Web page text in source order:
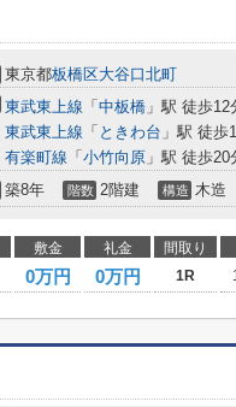
東京都板橋区大谷口北町
東武東上線 「 中板橋 」駅 徒歩12
東武東上線 「 ときわ台 」駅 徒歩
有楽町線 「 小竹向原 」駅 徒歩20
築8年 階数 2階建 構造 木造
敷金 礼金 間取り
0万円 0万円 1R